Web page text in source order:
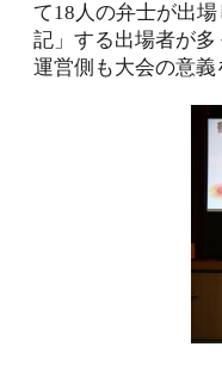
て18人の弁士が出
記」する出場者が
運営側も大会の意